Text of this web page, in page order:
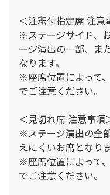
＜注釈付指定席 注意
※ステージサイド、
ージ演出の一部、ま
なります。
※座席位置によって
でご注意ください。
＜見切れ席 注意事項
※ステージ演出の全
えにくいお席となりま
※座席位置によって
でご注意ください。